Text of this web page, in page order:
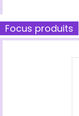
Focus produits